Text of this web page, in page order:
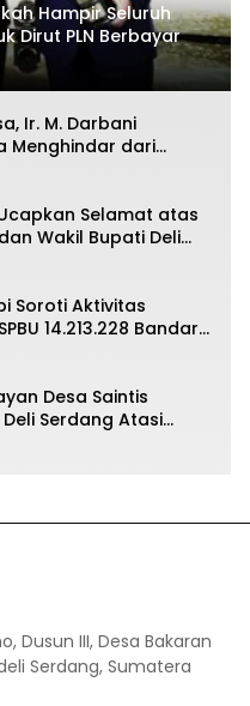
Hampir Seluruh
Dirut PLN Berbayar
Ir. M. Darbani
Menghindar dari
Politik
Selamat atas
Wakil Bupati Deli
Soroti Aktivitas
14.213.228 Bandar
Desa Saintis
Serdang Atasi
Dusun III, Desa Bakaran
Serdang, Sumatera